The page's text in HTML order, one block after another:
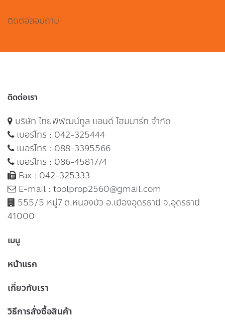
ติดต่อสอบถาม
ติดต่อเรา
บริษัท ไทยพิพัฒน์ทูล แอนด์ โฮมมาร์ท จำกัด
เบอร์โทร : 042-325444
เบอร์โทร : 088-3395566
เบอร์โทร : 086-4581774
Fax : 042-325333
E-mail : toolprop2560@gmail.com
555/5 หมู่7 ต.หนองบัว อ.เมืองอุดรธานี จ.อุดรธานี
41000
เมนู
หน้าแรก
เกี่ยวกับเรา
วิธีการสั่งซื้อสินค้า